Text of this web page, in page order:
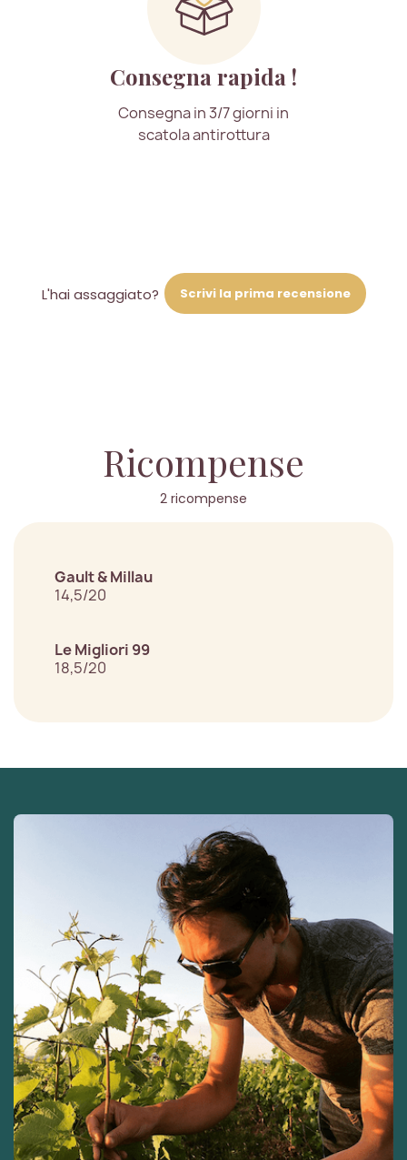
Consegna rapida !
Consegna in 3/7 giorni in
scatola antirottura
L'hai assaggiato? Scrivi la prima recensione
Ricompense
2 ricompense
Gault & Millau
14,5/20
Le Migliori 99
18,5/20